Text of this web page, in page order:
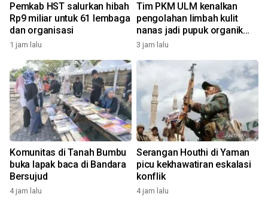
Pemkab HST salurkan hibah
Rp9 miliar untuk 61 lembaga
dan organisasi
1 jam lalu
Tim PKM ULM kenalkan
pengolahan limbah kulit
nanas jadi pupuk organik
cair dan aktivator kompos
3 jam lalu
Komunitas di Tanah Bumbu
buka lapak baca di Bandara
Bersujud
4 jam lalu
Serangan Houthi di Yaman
picu kekhawatiran eskalasi
konflik
4 jam lalu